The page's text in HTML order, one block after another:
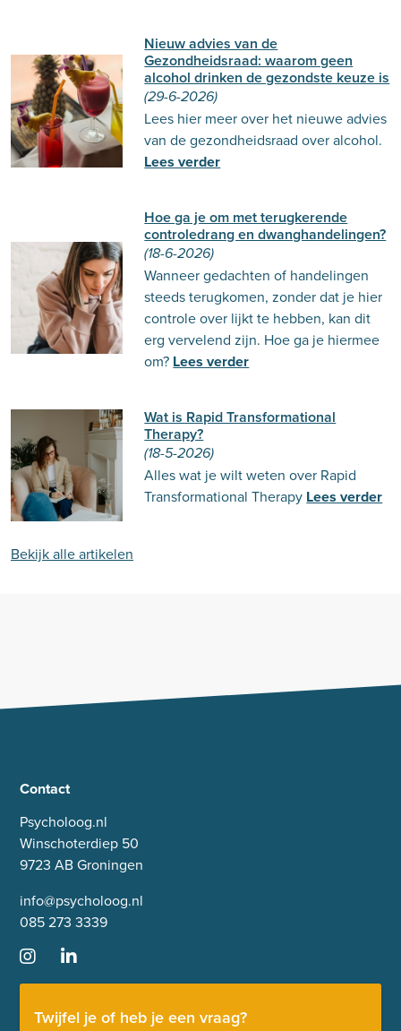
Nieuw advies van de
Gezondheidsraad: waarom geen
alcohol drinken de gezondste keuze is
(29-6-2026)
Lees hier meer over het nieuwe advies
van de gezondheidsraad over alcohol.
Lees verder
Hoe ga je om met terugkerende
controledrang en dwanghandelingen?
(18-6-2026)
Wanneer gedachten of handelingen
steeds terugkomen, zonder dat je hier
controle over lijkt te hebben, kan dit
erg vervelend zijn. Hoe ga je hiermee
om? Lees verder
Wat is Rapid Transformational
Therapy?
(18-5-2026)
Alles wat je wilt weten over Rapid
Transformational Therapy Lees verder
Bekijk alle artikelen
Contact
Psycholoog.nl
Winschoterdiep 50
9723 AB Groningen
info@psycholoog.nl
085 273 3339
Twijfel je of heb je een vraag?